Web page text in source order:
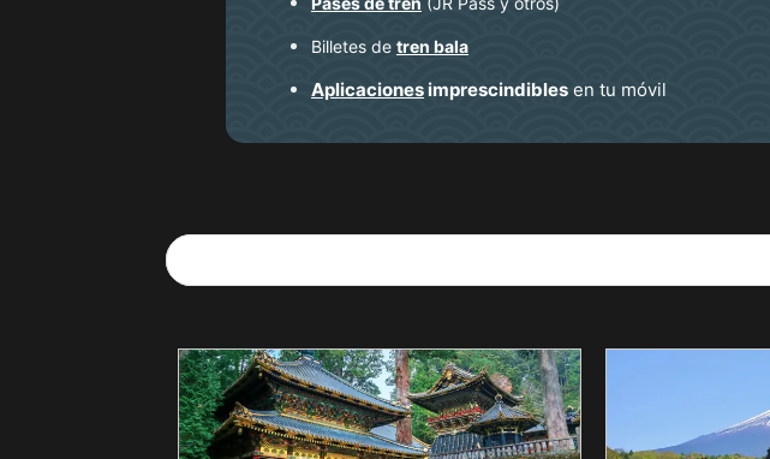
Billetes de tren bala
Aplicacionesimprescindibles en tu móvil